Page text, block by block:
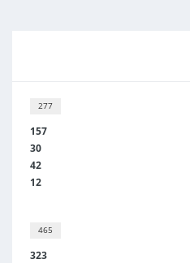
277
157
30
42
12
465
323